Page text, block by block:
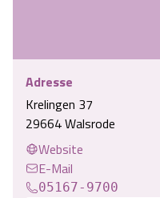
Adresse
Krelingen 37
29664 Walsrode
Website
E-Mail
05167-9700